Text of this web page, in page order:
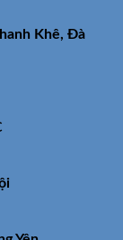
Khê, Đà